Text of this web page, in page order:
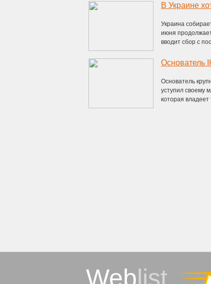
Украина
июня
вводит сбор с
Основатель
Основатель
уступил своему
которая владеет
Weblist